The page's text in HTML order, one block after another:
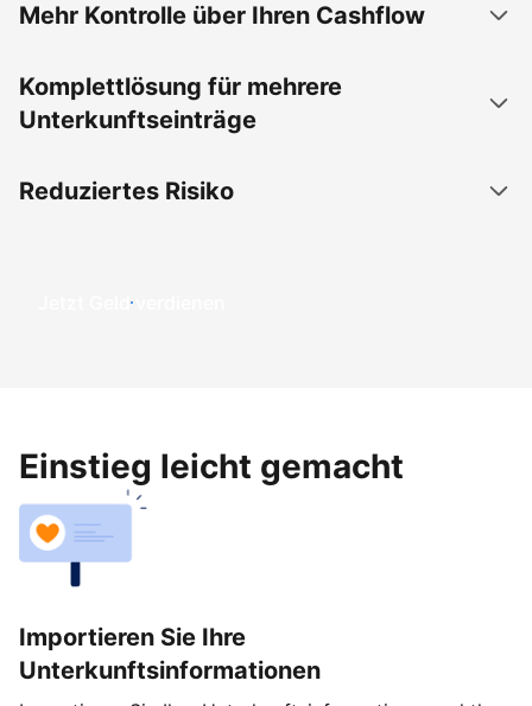
Mehr Kontrolle über Ihren Cashflow
Komplettlösung für mehrere
Unterkunftseinträge
Reduziertes Risiko
Jetzt Geld verdienen
Einstieg leicht gemacht
Importieren Sie Ihre
Unterkunftsinformationen